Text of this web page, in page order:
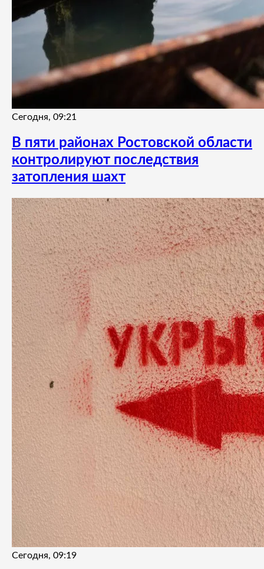
Сегодня, 09:21
В пяти районах Ростовской области
контролируют последствия
затопления шахт
Сегодня, 09:19